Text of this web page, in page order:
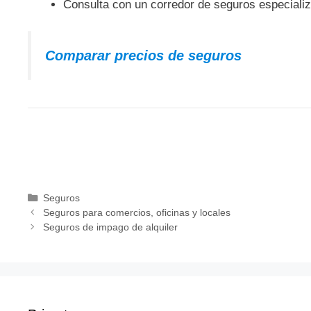
Consulta con un corredor de seguros
Comparar precios de seguros
Categorías
Seguros
Seguros para comercios, oficinas y locales
Seguros de impago de alquiler